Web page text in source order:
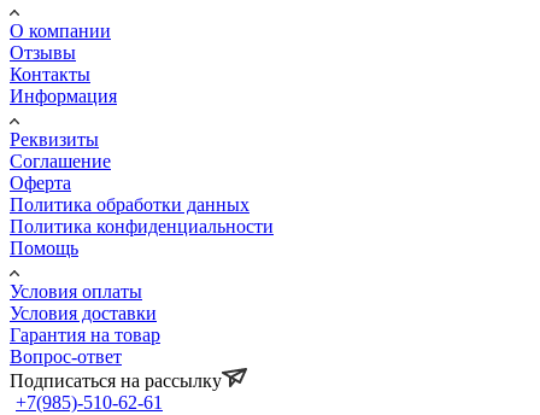
О компании
Отзывы
Контакты
Информация
Реквизиты
Соглашение
Оферта
Политика обработки данных
Политика конфиденциальности
Помощь
Условия оплаты
Условия доставки
Гарантия на товар
Вопрос-ответ
Подписаться на рассылку
+7(985)-510-62-61